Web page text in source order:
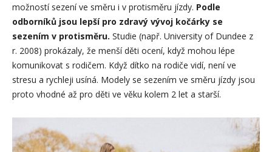
možností sezení ve směru i v protisměru jízdy. Podle
odborníků jsou lepší pro zdravý vývoj kočárky se
sezením v protisměru. Studie (např. University of Dundee z
r. 2008) prokázaly, že menší děti ocení, když mohou lépe
komunikovat s rodičem. Když dítko na rodiče vidí, není ve
stresu a rychleji usíná. Modely se sezením ve směru jízdy jsou
proto vhodné až pro děti ve věku kolem 2 let a starší.